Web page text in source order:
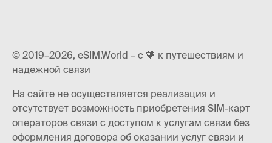
© 2019–2026, eSIM.World – с 🧡 к путешествиям и
надежной связи
На сайте не осуществляется реализация и
отсутствует возможность приобретения SIM-карт
операторов связи с доступом к услугам связи без
оформления договора об оказании услуг связи и